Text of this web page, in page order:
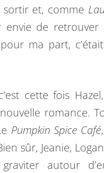
et, comme
envie de retrouver
ma part,
cette fois
romance.
Pumpkin Spice Café
sûr, Jeanie,
autour